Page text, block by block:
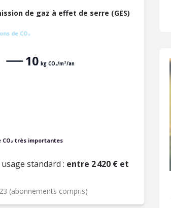
de gaz à effet de serre (GES)
de CO₂
CO₂ très importantes
10 kg CO₂/m²/an
standard : entre 2 420 € et
(abonnements compris)